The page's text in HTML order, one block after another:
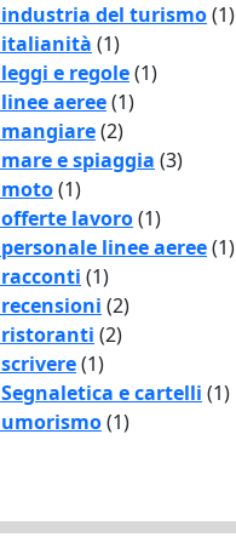
industria del turismo(1)
italianità (1)
leggi e regole(1)
linee aeree(1)
mangiare(2)
mare e spiaggia (3)
moto(1)
offerte lavoro(1)
personale linee aeree(1)
racconti (1)
recensioni (2)
ristoranti (2)
scrivere(1)
Segnaletica e cartelli (1)
umorismo(1)